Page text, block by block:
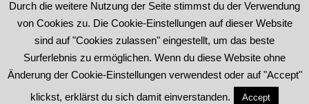
DATENSCHUTZERKLÄRUNG
IMPRESSUM
Durch die weitere Nutzung der Seite stimmst du der Verwendung
von Cookies zu. Die Cookie-Einstellungen auf dieser Website
sind auf "Cookies zulassen" eingestellt, um das beste
Surferlebnis zu ermöglichen. Wenn du diese Website ohne
Änderung der Cookie-Einstellungen verwendest oder auf "Accept"
klickst, erklärst du sich damit einverstanden.
Accept